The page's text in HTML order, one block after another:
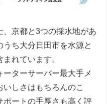
、京都と3つの採水地があ
ち大分日田市を水源と
れています。
ターサーバー最大手メ
しさはもちろんのこ
ポートの手厚さも高く評